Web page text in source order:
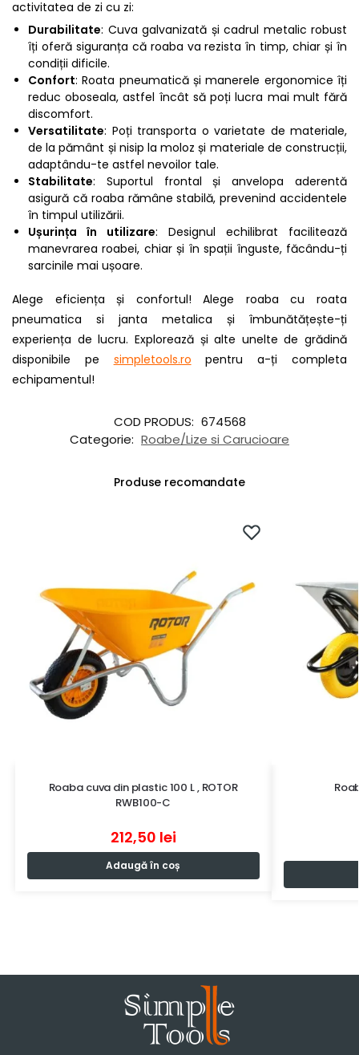
activitatea de zi cu zi:
Durabilitate: Cuva galvanizată și cadrul metalic robust
îți oferă siguranța că roaba va rezista în timp, chiar și în
condiții dificile.
Confort: Roata pneumatică și manerele ergonomice îți
reduc oboseala, astfel încât să poți lucra mai mult fără
discomfort.
Versatilitate: Poți transporta o varietate de materiale,
de la pământ și nisip la moloz și materiale de construcții,
adaptându-te astfel nevoilor tale.
Stabilitate: Suportul frontal și anvelopa aderentă
asigură că roaba rămâne stabilă, prevenind accidentele
în timpul utilizării.
Ușurința în utilizare: Designul echilibrat facilitează
manevrarea roabei, chiar și în spații înguste, făcându-ți
sarcinile mai ușoare.
Alege eficiența și confortul! Alege roaba cu roata
pneumatica si janta metalica și îmbunătățește-ți
experiența de lucru. Explorează și alte unelte de grădină
disponibile pe simpletools.ro pentru a-ți completa
echipamentul!
COD PRODUS: 674568
Categorie: Roabe/Lize si Carucioare
Produse recomandate
Roaba cuva din plastic 100 L , ROTOR
RWB100-C
212,50 lei
Adaugă în coș